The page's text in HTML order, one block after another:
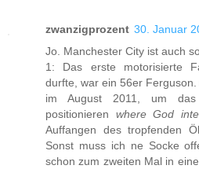
zwanzigprozent 30. Januar
Jo. Manchester City ist auch
1: Das erste motorisierte
durfte, war ein 56er
im August 2011, um
positionieren where God
Auffangen des tropfenden
Sonst muss ich ne Socke
schon zum zweiten Mal in